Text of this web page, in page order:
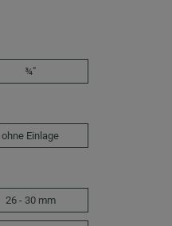
¾"
ohne Einlage
26 - 30 mm